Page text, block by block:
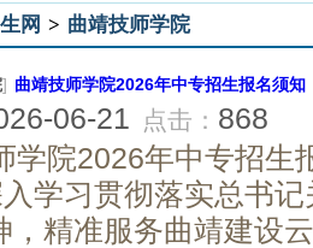
网 > 曲靖技师学院
] 曲靖技师学院2026年中专招生报名须知
06-21 点击： 868
学院2026年中专招生
学习贯彻落实总书记
，精准服务曲靖建设